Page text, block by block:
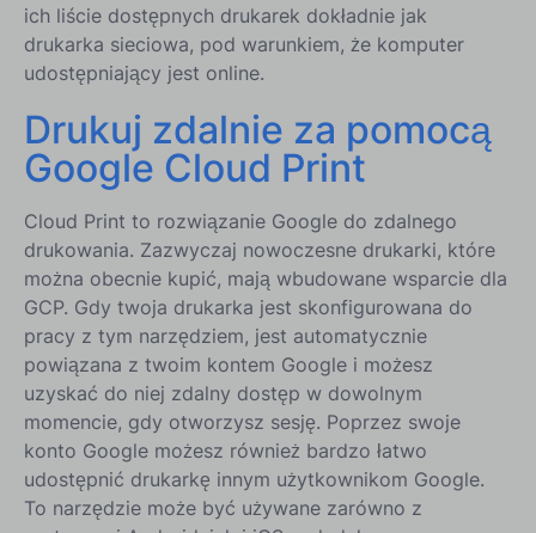
ich liście dostępnych drukarek dokładnie jak
drukarka sieciowa, pod warunkiem, że komputer
udostępniający jest online.
Drukuj zdalnie za pomocą
Google Cloud Print
Cloud Print to rozwiązanie Google do zdalnego
drukowania. Zazwyczaj nowoczesne drukarki, które
można obecnie kupić, mają wbudowane wsparcie dla
GCP. Gdy twoja drukarka jest skonfigurowana do
pracy z tym narzędziem, jest automatycznie
powiązana z twoim kontem Google i możesz
uzyskać do niej zdalny dostęp w dowolnym
momencie, gdy otworzysz sesję. Poprzez swoje
konto Google możesz również bardzo łatwo
udostępnić drukarkę innym użytkownikom Google.
To narzędzie może być używane zarówno z